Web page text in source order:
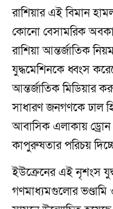
রাশিয়ার এই বিমান
কোনো বেসামরিক
রাশিয়া আন্তর্জাতিক
যুদ্ধমেশিনকে ধ্বংস
আন্তর্জাতিক মিডিয়ার
সাধারণ জনগণকে ঢাল
আবাসিক এলাকায় ড্রোন
কাপুরুষতার পরিচয়
ইউক্রেনের এই নৃশংস
গণমাধ্যমগুলোর ভণ্ডামি